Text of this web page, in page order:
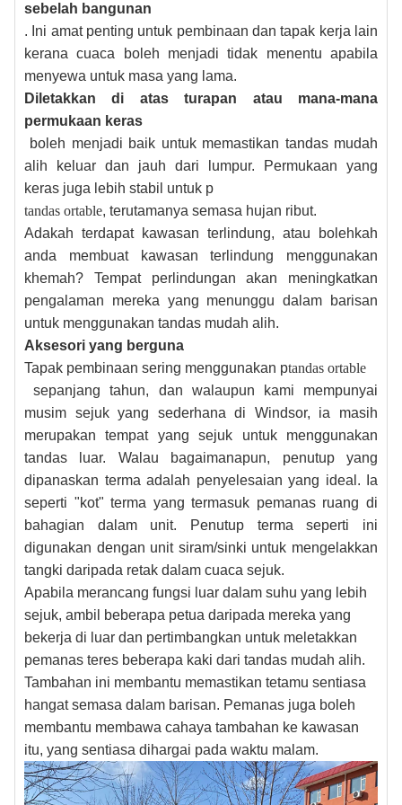
sebelah bangunan
. Ini amat penting untuk pembinaan dan tapak kerja lain
kerana cuaca boleh menjadi tidak menentu apabila
menyewa untuk masa yang lama.
Diletakkan di atas turapan atau mana-mana
permukaan keras
boleh menjadi baik untuk memastikan tandas mudah
alih keluar dan jauh dari lumpur. Permukaan yang
keras juga lebih stabil untuk p
tandas ortable, terutamanya semasa hujan ribut.
Adakah terdapat kawasan terlindung, atau bolehkah
anda membuat kawasan terlindung menggunakan
khemah? Tempat perlindungan akan meningkatkan
pengalaman mereka yang menunggu dalam barisan
untuk menggunakan tandas mudah alih.
Aksesori yang berguna
Tapak pembinaan sering menggunakan ptandas ortable
sepanjang tahun, dan walaupun kami mempunyai
musim sejuk yang sederhana di Windsor, ia masih
merupakan tempat yang sejuk untuk menggunakan
tandas luar. Walau bagaimanapun, penutup yang
dipanaskan terma adalah penyelesaian yang ideal. Ia
seperti "kot" terma yang termasuk pemanas ruang di
bahagian dalam unit. Penutup terma seperti ini
digunakan dengan unit siram/sinki untuk mengelakkan
tangki daripada retak dalam cuaca sejuk.
Apabila merancang fungsi luar dalam suhu yang lebih
sejuk, ambil beberapa petua daripada mereka yang
bekerja di luar dan pertimbangkan untuk meletakkan
pemanas teres beberapa kaki dari tandas mudah alih.
Tambahan ini membantu memastikan tetamu sentiasa
hangat semasa dalam barisan. Pemanas juga boleh
membantu membawa cahaya tambahan ke kawasan
itu, yang sentiasa dihargai pada waktu malam.